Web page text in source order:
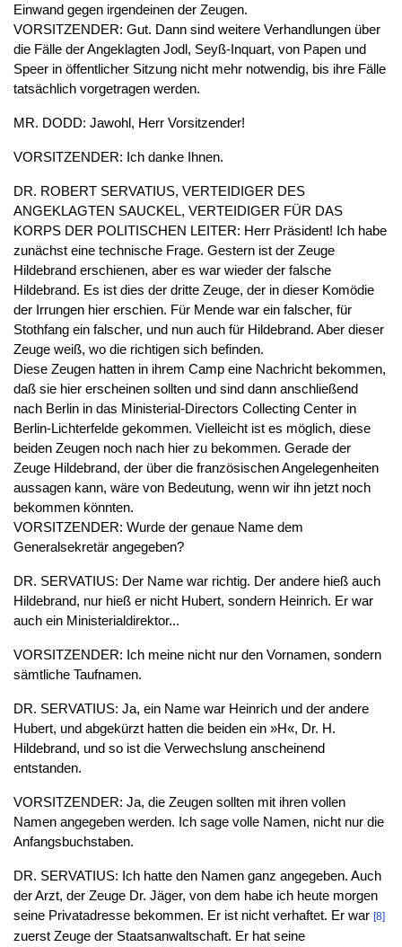
Einwand gegen irgendeinen der Zeugen.
VORSITZENDER: Gut. Dann sind weitere Verhandlungen über
die Fälle der Angeklagten Jodl, Seyß-Inquart, von Papen und
Speer in öffentlicher Sitzung nicht mehr notwendig, bis ihre Fälle
tatsächlich vorgetragen werden.
MR. DODD: Jawohl, Herr Vorsitzender!
VORSITZENDER: Ich danke Ihnen.
DR. ROBERT SERVATIUS, VERTEIDIGER DES
ANGEKLAGTEN SAUCKEL, VERTEIDIGER FÜR DAS
KORPS DER POLITISCHEN LEITER: Herr Präsident! Ich habe
zunächst eine technische Frage. Gestern ist der Zeuge
Hildebrand erschienen, aber es war wieder der falsche
Hildebrand. Es ist dies der dritte Zeuge, der in dieser Komödie
der Irrungen hier erschien. Für Mende war ein falscher, für
Stothfang ein falscher, und nun auch für Hildebrand. Aber dieser
Zeuge weiß, wo die richtigen sich befinden.
Diese Zeugen hatten in ihrem Camp eine Nachricht bekommen,
daß sie hier erscheinen sollten und sind dann anschließend
nach Berlin in das Ministerial-Directors Collecting Center in
Berlin-Lichterfelde gekommen. Vielleicht ist es möglich, diese
beiden Zeugen noch nach hier zu bekommen. Gerade der
Zeuge Hildebrand, der über die französischen Angelegenheiten
aussagen kann, wäre von Bedeutung, wenn wir ihn jetzt noch
bekommen könnten.
VORSITZENDER: Wurde der genaue Name dem
Generalsekretär angegeben?
DR. SERVATIUS: Der Name war richtig. Der andere hieß auch
Hildebrand, nur hieß er nicht Hubert, sondern Heinrich. Er war
auch ein Ministerialdirektor...
VORSITZENDER: Ich meine nicht nur den Vornamen, sondern
sämtliche Taufnamen.
DR. SERVATIUS: Ja, ein Name war Heinrich und der andere
Hubert, und abgekürzt hatten die beiden ein »H«, Dr. H.
Hildebrand, und so ist die Verwechslung anscheinend
entstanden.
VORSITZENDER: Ja, die Zeugen sollten mit ihren vollen
Namen angegeben werden. Ich sage volle Namen, nicht nur die
Anfangsbuchstaben.
DR. SERVATIUS: Ich hatte den Namen ganz angegeben. Auch
der Arzt, der Zeuge Dr. Jäger, von dem habe ich heute morgen
seine Privatadresse bekommen. Er ist nicht verhaftet. Er war [8]
zuerst Zeuge der Staatsanwaltschaft. Er hat seine